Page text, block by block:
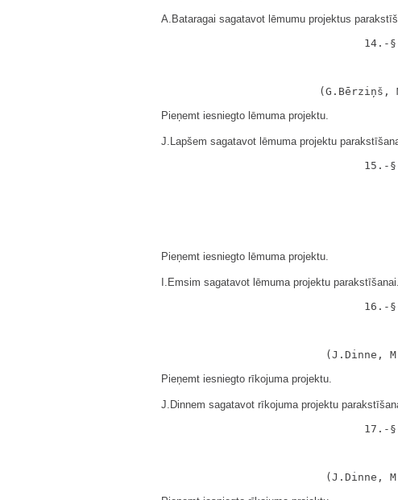
A.Bataragai sagatavot lēmumu projektus
Pieņemt iesniegto lēmuma projektu.
J.Lapšem sagatavot lēmuma projektu
Pieņemt iesniegto lēmuma projektu.
I.Emsim sagatavot lēmuma projektu parakstīšanai.
Pieņemt iesniegto rīkojuma projektu.
J.Dinnem sagatavot rīkojuma projektu